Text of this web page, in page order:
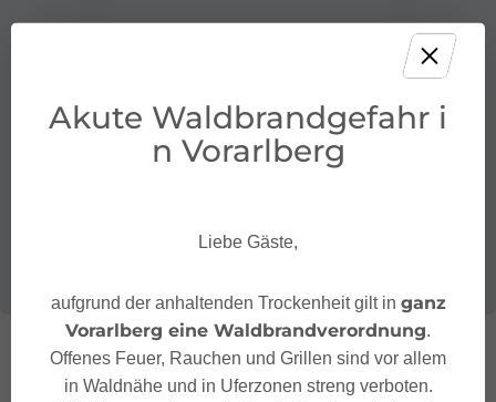
Akute Waldbrandgefahr i
n Vorarlberg
Liebe Gäste,
aufgrund der anhaltenden Trockenheit gilt in ganz
Vorarlberg eine Waldbrandverordnung
Offenes Feuer, Rauchen und Grillen sind vor allem
in Waldnähe und in Uferzonen streng verboten.